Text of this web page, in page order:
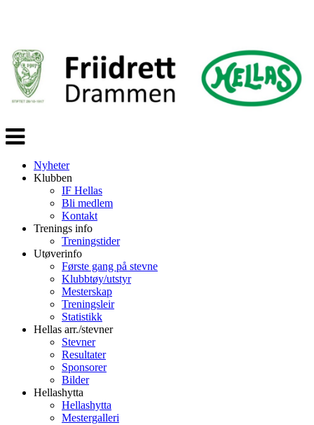
Veksle
navigasjon
Nyheter
Klubben
IF Hellas
Bli medlem
Kontakt
Trenings info
Treningstider
Utøverinfo
Første gang på stevne
Klubbtøy/utstyr
Mesterskap
Treningsleir
Statistikk
Hellas arr./stevner
Stevner
Resultater
Sponsorer
Bilder
Hellashytta
Hellashytta
Mestergalleri